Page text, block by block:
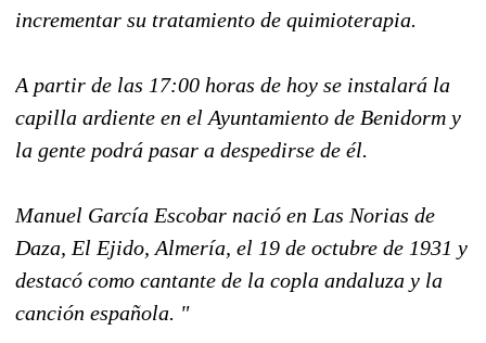
incrementar su tratamiento de quimioterapia.
A partir de las 17:00 horas de hoy se instalará la
capilla ardiente en el Ayuntamiento de Benidorm y
la gente podrá pasar a despedirse de él.
Manuel García Escobar nació en Las Norias de
Daza, El Ejido, Almería, el 19 de octubre de 1931 y
destacó como cantante de la copla andaluza y la
canción española. "